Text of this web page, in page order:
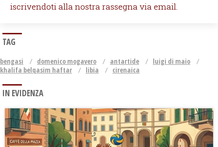
iscrivendoti alla nostra rassegna via email.
TAG
bengasi domenico mogavero antartide
luigi di maio
khalifa belqasim haftar
libia cirenaica
IN EVIDENZA